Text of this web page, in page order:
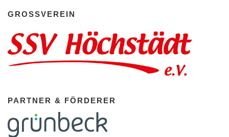
GROSSVEREIN
PARTNER & FÖRDERER